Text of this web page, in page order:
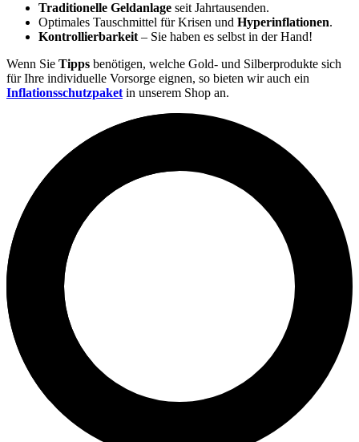
Traditionelle Geldanlage seit Jahrtausenden.
Optimales Tauschmittel für Krisen und Hyperinflationen.
Kontrollierbarkeit – Sie haben es selbst in der Hand!
Wenn Sie Tipps benötigen, welche Gold- und Silberprodukte sich
für Ihre individuelle Vorsorge eignen, so bieten wir auch ein
Inflationsschutzpaket in unserem Shop an.